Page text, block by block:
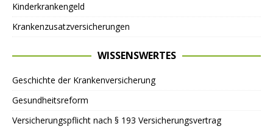
Kinderkrankengeld
Krankenzusatzversicherungen
WISSENSWERTES
Geschichte der Krankenversicherung
Gesundheitsreform
Versicherungspflicht nach § 193 Versicherungsvertrag